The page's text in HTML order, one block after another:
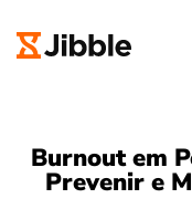
Burnout em
Prevenir e